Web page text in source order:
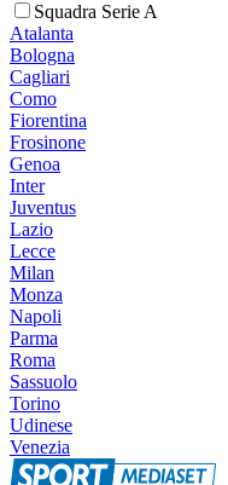
Squadra Serie A
Atalanta
Bologna
Cagliari
Como
Fiorentina
Frosinone
Genoa
Inter
Juventus
Lazio
Lecce
Milan
Monza
Napoli
Parma
Roma
Sassuolo
Torino
Udinese
Venezia